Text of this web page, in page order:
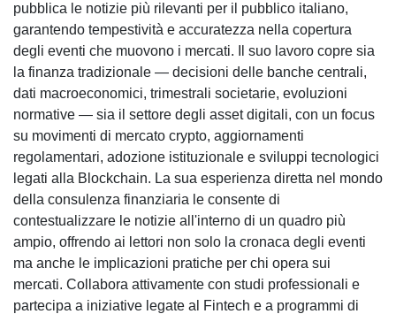
pubblica le notizie più rilevanti per il pubblico italiano,
garantendo tempestività e accuratezza nella copertura
degli eventi che muovono i mercati. Il suo lavoro copre sia
la finanza tradizionale — decisioni delle banche centrali,
dati macroeconomici, trimestrali societarie, evoluzioni
normative — sia il settore degli asset digitali, con un focus
su movimenti di mercato crypto, aggiornamenti
regolamentari, adozione istituzionale e sviluppi tecnologici
legati alla Blockchain. La sua esperienza diretta nel mondo
della consulenza finanziaria le consente di
contestualizzare le notizie all'interno di un quadro più
ampio, offrendo ai lettori non solo la cronaca degli eventi
ma anche le implicazioni pratiche per chi opera sui
mercati. Collabora attivamente con studi professionali e
partecipa a iniziative legate al Fintech e a programmi di